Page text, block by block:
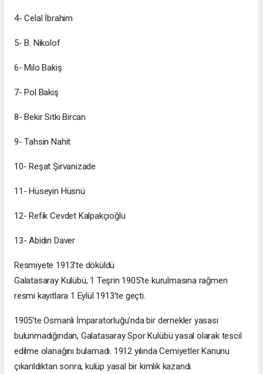
4- Celal İbrahim
5- B. Nikolof
6- Milo Bakiş
7- Pol Bakiş
8- Bekir Sıtkı Bircan
9- Tahsin Nahit
10- Reşat Şirvanizade
11- Hüseyin Hüsnü
12- Refik Cevdet Kalpakçıoğlu
13- Abidin Daver
Resmiyete 1913'te döküldü
Galatasaray Kulübü, 1 Teşrin 1905'te kurulmasına rağmen
resmi kayıtlara 1 Eylül 1913'te geçti.
1905'te Osmanlı İmparatorluğu'nda bir dernekler yasası
bulunmadığından, Galatasaray Spor Kulübü yasal olarak tescil
edilme olanağını bulamadı. 1912 yılında Cemiyetler Kanunu
çıkarıldıktan sonra, kulüp yasal bir kimlik kazandı.